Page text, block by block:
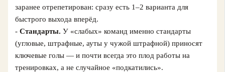
заранее отрепетирован: сразу есть 1–2 варианта для
быстрого выхода вперёд.
-Стандарты. У «слабых» команд именно стандарты
(угловые, штрафные, ауты у чужой штрафной) приносят
ключевые голы — и почти всегда это плод работы на
тренировках, а не случайное «подкатились».